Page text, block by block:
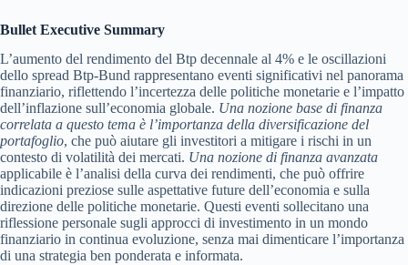
Bullet Executive Summary
L’aumento del rendimento del Btp decennale al 4% e le oscillazioni
dello spread Btp-Bund rappresentano eventi significativi nel panorama
finanziario, riflettendo l’incertezza delle politiche monetarie e l’impatto
dell’inflazione sull’economia globale. Una nozione base di finanza
correlata a questo tema è l’importanza della diversificazione del
portafoglio, che può aiutare gli investitori a mitigare i rischi in un
contesto di volatilità dei mercati. Una nozione di finanza avanzata
applicabile è l’analisi della curva dei rendimenti, che può offrire
indicazioni preziose sulle aspettative future dell’economia e sulla
direzione delle politiche monetarie. Questi eventi sollecitano una
riflessione personale sugli approcci di investimento in un mondo
finanziario in continua evoluzione, senza mai dimenticare l’importanza
di una strategia ben ponderata e informata.